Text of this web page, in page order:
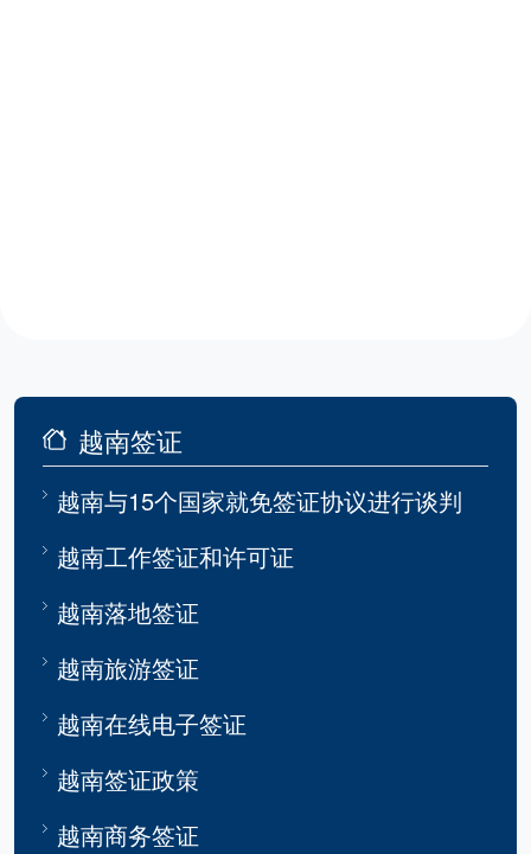
越南签证
越南与15个国家就免签证协议进行谈判
越南工作签证和许可证
越南落地签证
越南旅游签证
越南在线电子签证
越南签证政策
越南商务签证